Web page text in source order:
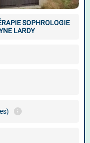
SOPHROLOGIE
LARDY